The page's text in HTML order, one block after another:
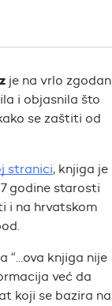
je na vrlo zgodan
i objasnila što
se zaštiti od
stranici, knjiga je
godine starosti
i na hrvatskom
“…ova knjiga nije
već da
koji se bazira na